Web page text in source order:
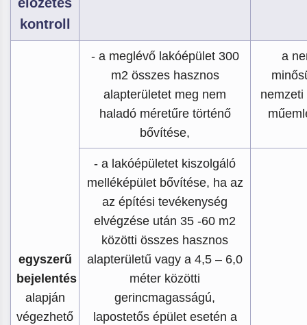
kontroll
egyszerű
bejelentés
alapján
végezhető
- a meglévő lakóépület 300
m2 összes hasznos
alapterületet meg nem
haladó méretűre történő
bővítése,
a
- a lakóépületet kiszolgáló
melléképület bővítése, ha az
az építési tevékenység
elvégzése után 35 -60 m2
közötti összes hasznos
alapterületű vagy a 4,5 – 6,0
méter közötti
gerincmagasságú,
lapostetős épület esetén a